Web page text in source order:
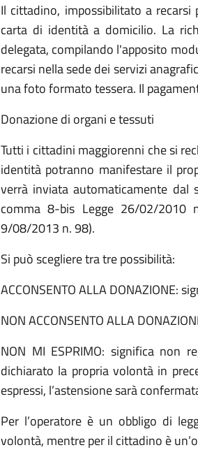
Il cittadino, impossibilitato a
carta di identità a domicilio. La
delegata, compilando l'apposito
recarsi nella sede dei servizi
una foto formato tessera. Il
Donazione di organi e tessuti
Tutti i cittadini maggiorenni che si
identità potranno manifestare il
verrà inviata automaticamente dal
comma 8-bis Legge 26/02/
9/08/2013 n. 98).
Si può scegliere tra tre possibilità:
ACCONSENTO ALLA DONAZIONE:
NON ACCONSENTO ALLA
NON MI ESPRIMO: significa non
dichiarato la propria volontà in
espressi, l’astensione sarà
Per l’operatore è un obbligo di
volontà, mentre per il cittadino è